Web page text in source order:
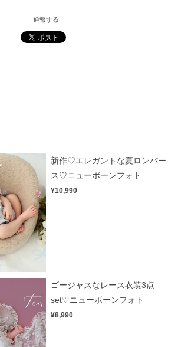
通報する
新作♡エレガントな夏ロンパー
ス♡ニューボーンフォト
¥10,990
ゴージャスなレース衣装3点
set♡ニューボーンフォト
¥8,990